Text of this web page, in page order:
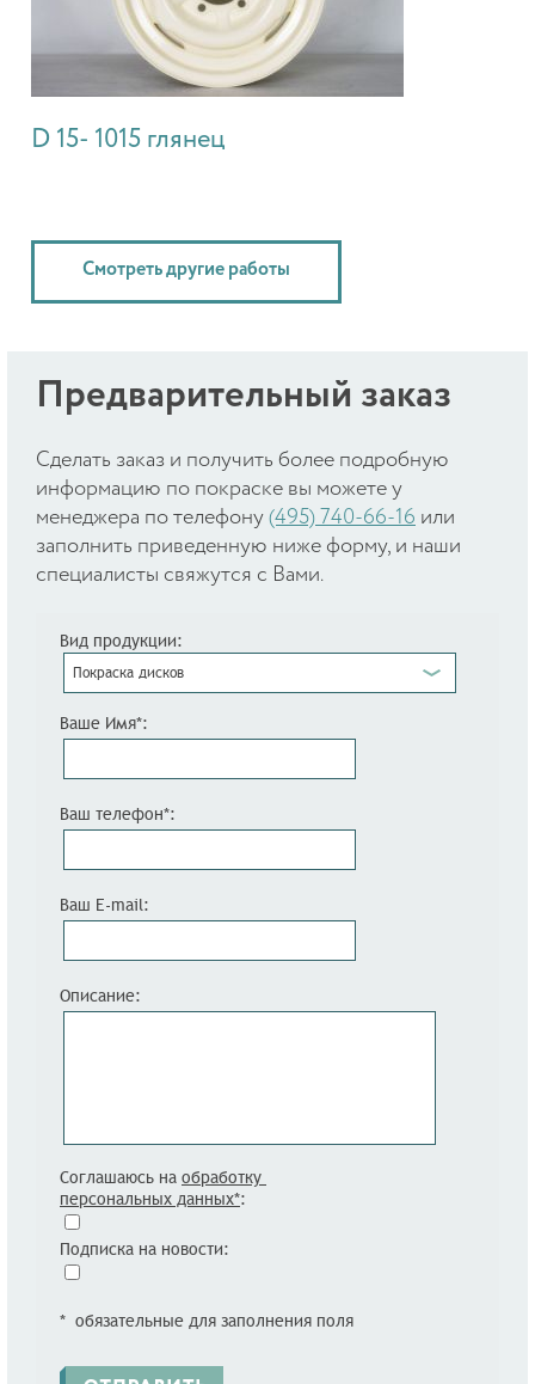
D 15- 1015 глянец
Смотреть другие работы
Предварительный заказ
Cделать заказ и получить более подробную
информацию по покраске вы можете у
менеджера по телефону (495) 740-66-16 или
заполнить приведенную ниже форму, и наши
специалисты свяжутся с Вами.
Вид продукции:
Покраска дисков
Ваше Имя*:
Ваш телефон*:
Ваш E-mail:
Описание:
Соглашаюсь на обработку
персональных данных*:
Подписка на новости:
* обязательные для заполнения поля